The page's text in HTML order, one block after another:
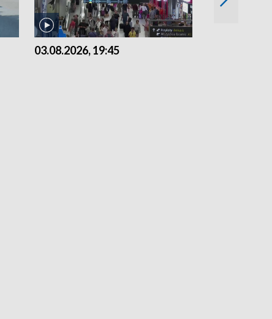
03.08.2026, 19:45